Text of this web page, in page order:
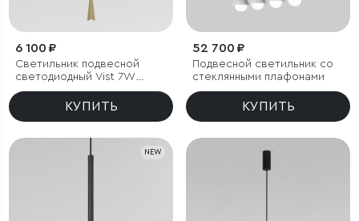
6 100 ₽
Светильник подвесной
светодиодный Vist 7W
3000K латунь
КУПИТЬ
52 700 ₽
Подвесной светильник со
стеклянными плафонами
КУПИТЬ
NEW